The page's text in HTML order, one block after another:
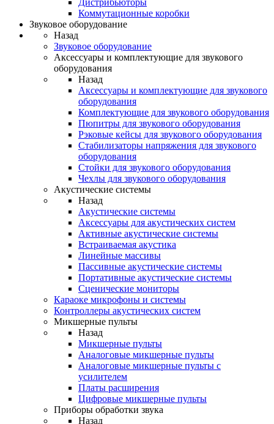
Дистрибьюторы
Коммутационные коробки
Звуковое оборудование
Назад
Звуковое оборудование
Аксессуары и комплектующие для звукового
оборудования
Назад
Аксессуары и комплектующие для звукового
оборудования
Комплектующие для звукового оборудования
Пюпитры для звукового оборудования
Рэковые кейсы для звукового оборудования
Стабилизаторы напряжения для звукового
оборудования
Стойки для звукового оборудования
Чехлы для звукового оборудования
Акустические системы
Назад
Акустические системы
Аксессуары для акустических систем
Активные акустические системы
Встраиваемая акустика
Линейные массивы
Пассивные акустические системы
Портативные акустические системы
Сценические мониторы
Караоке микрофоны и системы
Контроллеры акустических систем
Микшерные пульты
Назад
Микшерные пульты
Аналоговые микшерные пульты
Аналоговые микшерные пульты с
усилителем
Платы расширения
Цифровые микшерные пульты
Приборы обработки звука
Назад